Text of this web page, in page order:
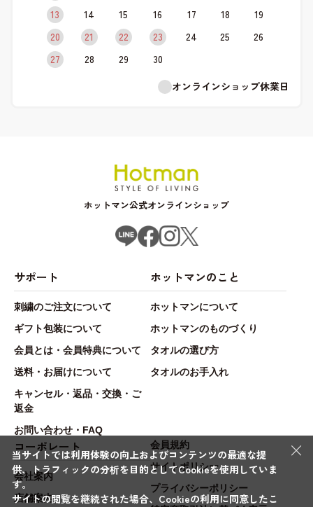
13
14 15 16 17 18
19
20
21 22 23 24 25
26
27
28 29
30
オンラインショップ休業日
ホットマン公式オンラインショップ
サポート
刺繍のご注文について
ギフト包装について
会員とは・会員特典について
送料・お届けについて
キャンセル・返品・交換・ご
返金
お問い合わせ・FAQ
ホットマンのこと
ホットマンについて
ホットマンのものづくり
タオルの選び方
タオルのお手入れ
コーポレート
会社案内
店舗案内
会員規約
サイトポリシー
プライバシーポリシー
×
当サイトでは利用体験の向上およびコンテンツの最適な提
供、トラフィックの分析を目的としてCookieを使用していま
す。
サイトの閲覧を継続された場合、Cookieの利用に同意したこ